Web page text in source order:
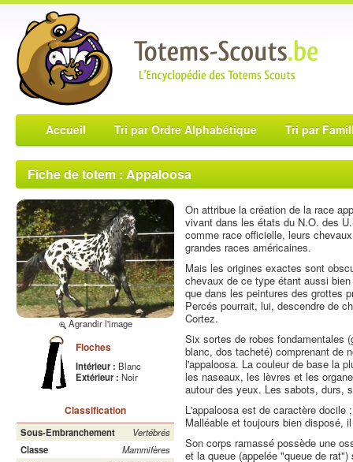
Accueil Tri par Ordre Alphabétique Tri par
Fiche de totem : Appaloosa
Agrandir l'image
Floches
Intérieur : Blanc
Extérieur : Noir
Classification
Sous-Embranchement
Vertébrés
Classe
Mammifères
On attribue la création de la race
vivant dans les états du N.O. des
comme race officielle, leurs
grandes races américaines.
Mais les origines exactes sont
chevaux de ce type étant aussi
que dans les peintures des grottes
Percés pourrait, lui, descendre de
Cortez.
Six sortes de robes fondamentales
blanc, dos tacheté) comprenant de
l'appaloosa. La couleur de base la
les naseaux, les lèvres et les
autour des yeux. Les sabots, durs,
L'appaloosa est de caractère
Malléable et toujours bien disposé,
Son corps ramassé possède une
et la queue (appelée "queue de